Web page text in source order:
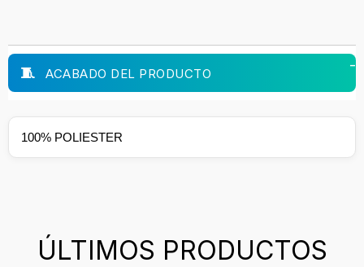
ACABADO DEL PRODUCTO
100% POLIESTER
ÚLTIMOS PRODUCTOS